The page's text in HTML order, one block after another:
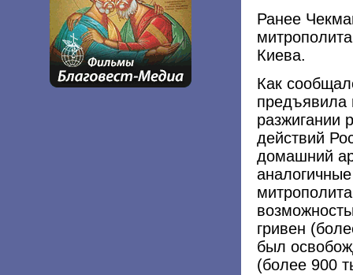
Ранее
Киева.
Как
предъявила
разжигании
действий
домашний
гривен
был
(более 900